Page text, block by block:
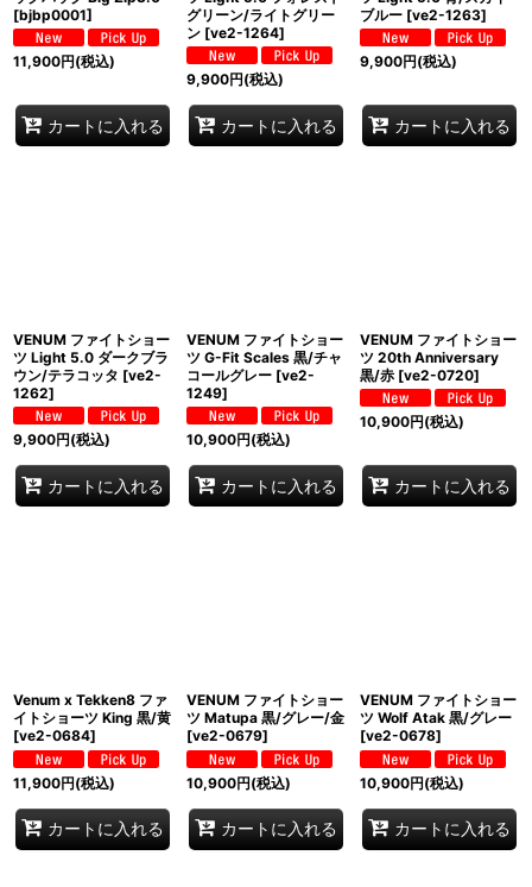
[bjbp0001]
11,900円(税込)
カートに入れる
グリーン/ライトグリー
ン [ve2-1264]
9,900円(税込)
カートに入れる
ブルー [ve2-1263]
9,900円(税込)
カートに入れる
VENUM ファイトショー
ツ Light 5.0 ダークブラ
ウン/テラコッタ [ve2-
1262]
9,900円(税込)
カートに入れる
VENUM ファイトショー
ツ G-Fit Scales 黒/チャ
コールグレー [ve2-
1249]
10,900円(税込)
カートに入れる
VENUM ファイトショー
ツ 20th Anniversary
黒/赤 [ve2-0720]
10,900円(税込)
カートに入れる
Venum x Tekken8 ファ
イトショーツ King 黒/黄
[ve2-0684]
11,900円(税込)
カートに入れる
VENUM ファイトショー
ツ Matupa 黒/グレー/金
[ve2-0679]
10,900円(税込)
カートに入れる
VENUM ファイトショー
ツ Wolf Atak 黒/グレー
[ve2-0678]
10,900円(税込)
カートに入れる